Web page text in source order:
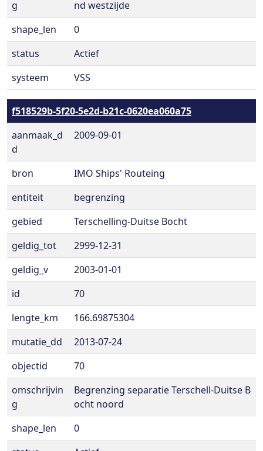
g
nd westzijde
shape_len
0
status
Actief
systeem
VSS
f518529b-5f20-5e2d-b21c-0620ea060a75
aanmaak_d
d
2009-09-01
bron
IMO Ships' Routeing
entiteit
begrenzing
gebied
Terschelling-Duitse Bocht
geldig_tot
2999-12-31
geldig_v
2003-01-01
id
70
lengte_km
166.69875304
mutatie_dd
2013-07-24
objectid
70
omschrijvin
g
Begrenzing separatie Terschell-Duitse B
ocht noord
shape_len
0